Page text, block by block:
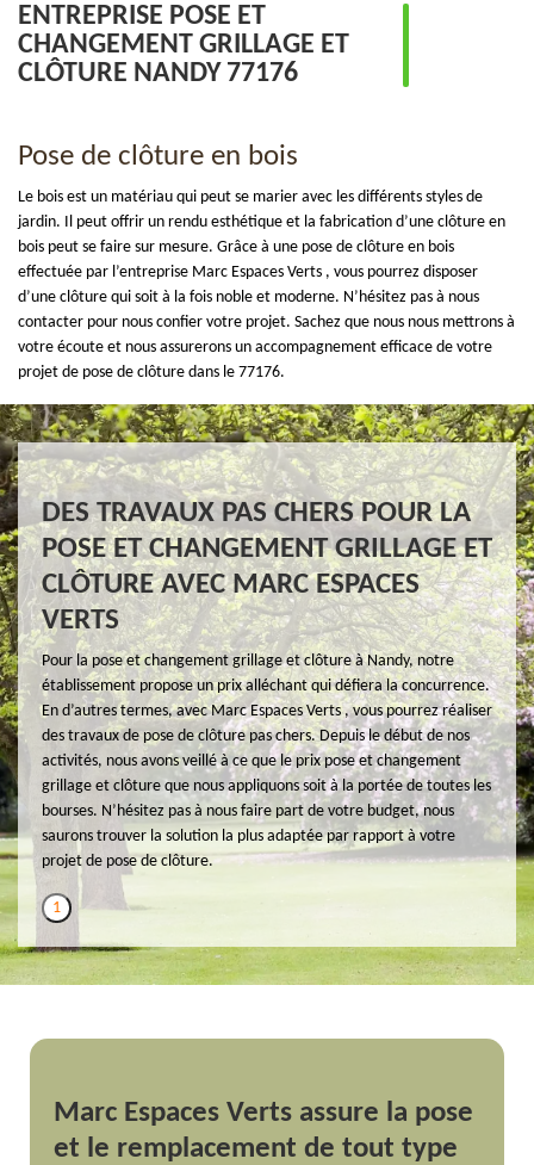
ENTREPRISE POSE ET
CHANGEMENT GRILLAGE ET
CLÔTURE NANDY 77176
Pose de clôture en bois
Le bois est un matériau qui peut se marier avec les différents styles de
jardin. Il peut offrir un rendu esthétique et la fabrication d’une clôture en
bois peut se faire sur mesure. Grâce à une pose de clôture en bois
effectuée par l’entreprise Marc Espaces Verts , vous pourrez disposer
d’une clôture qui soit à la fois noble et moderne. N’hésitez pas à nous
contacter pour nous confier votre projet. Sachez que nous nous mettrons à
votre écoute et nous assurerons un accompagnement efficace de votre
projet de pose de clôture dans le 77176.
DES TRAVAUX PAS CHERS POUR LA
POSE ET CHANGEMENT GRILLAGE ET
CLÔTURE AVEC MARC ESPACES
VERTS
Pour la pose et changement grillage et clôture à Nandy, notre
établissement propose un prix alléchant qui défiera la concurrence.
En d’autres termes, avec Marc Espaces Verts , vous pourrez réaliser
des travaux de pose de clôture pas chers. Depuis le début de nos
activités, nous avons veillé à ce que le prix pose et changement
grillage et clôture que nous appliquons soit à la portée de toutes les
bourses. N’hésitez pas à nous faire part de votre budget, nous
saurons trouver la solution la plus adaptée par rapport à votre
projet de pose de clôture.
1
Marc Espaces Verts assure la pose
et le remplacement de tout type